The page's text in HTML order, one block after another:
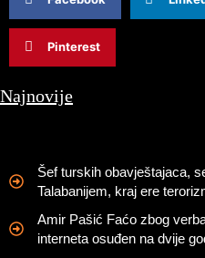
Pinterest
Najnovije
Šef turskih obavještajaca,
Talabanijem, kraj ere
Amir Pašić Faćo zbog
interneta osuđen na dvije